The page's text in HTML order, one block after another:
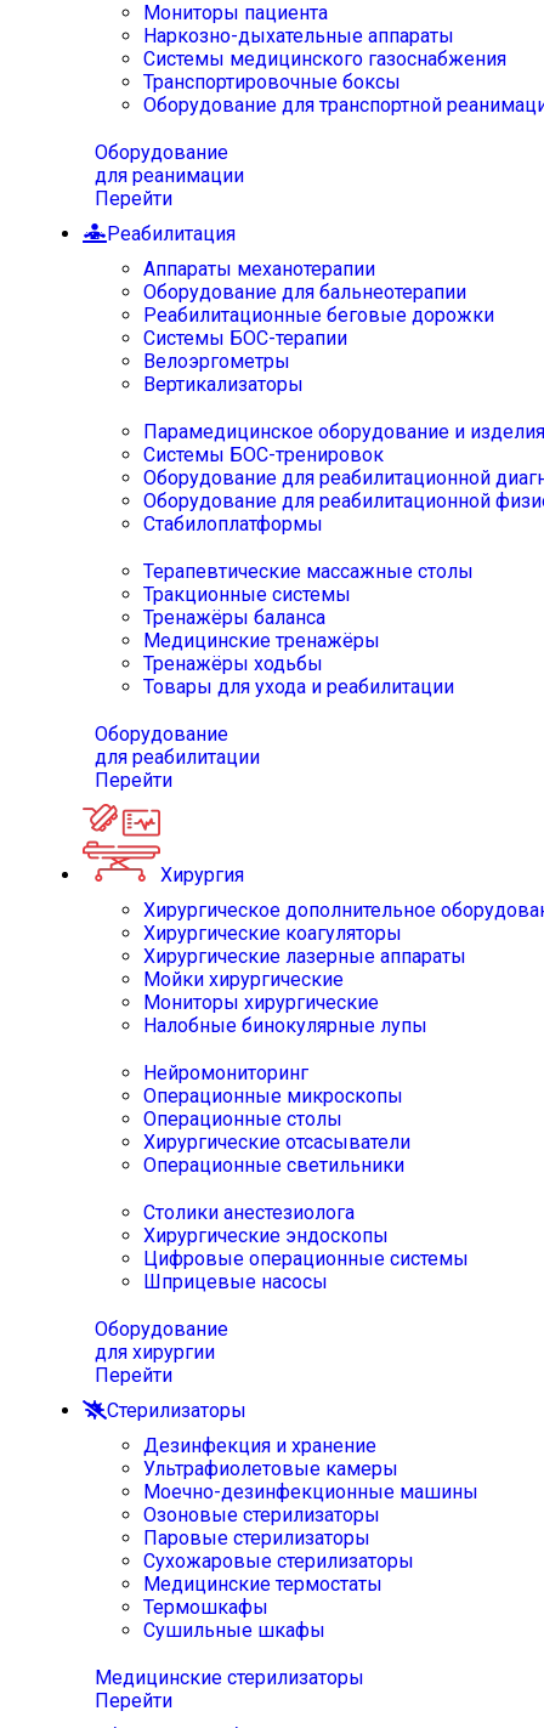
Мониторы пациента
Наркозно-дыхательные аппараты
Системы медицинского газоснабжения
Транспортировочные боксы
Оборудование для транспортной
Оборудование
для реанимации
Перейти
Реабилитация
Аппараты механотерапии
Оборудование для бальнеотерапии
Реабилитационные беговые дорожки
Системы БОС-терапии
Велоэргометры
Вертикализаторы
Парамедицинское оборудование и изделия
Системы БОС-тренировок
Оборудование для реабилитационной
Оборудование для реабилитационной
Стабилоплатформы
Терапевтические массажные столы
Тракционные системы
Тренажёры баланса
Медицинские тренажёры
Тренажёры ходьбы
Товары для ухода и реабилитации
Оборудование
для реабилитации
Перейти
Хирургия
Хирургическое дополнительное
Хирургические коагуляторы
Хирургические лазерные аппараты
Мойки хирургические
Мониторы хирургические
Налобные бинокулярные лупы
Нейромониторинг
Операционные микроскопы
Операционные столы
Хирургические отсасыватели
Операционные светильники
Столики анестезиолога
Хирургические эндоскопы
Цифровые операционные системы
Шприцевые насосы
Оборудование
для хирургии
Перейти
Стерилизаторы
Дезинфекция и хранение
Ультрафиолетовые камеры
Моечно-дезинфекционные машины
Озоновые стерилизаторы
Паровые стерилизаторы
Сухожаровые стерилизаторы
Медицинские термостаты
Термошкафы
Сушильные шкафы
Медицинские стерилизаторы
Перейти